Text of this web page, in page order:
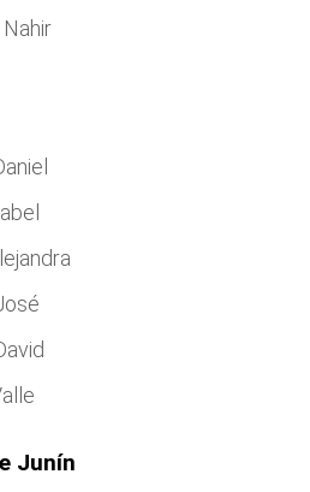
Junín